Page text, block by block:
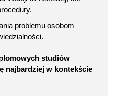
problemu osobom
studiów
najbardziej w kontekście